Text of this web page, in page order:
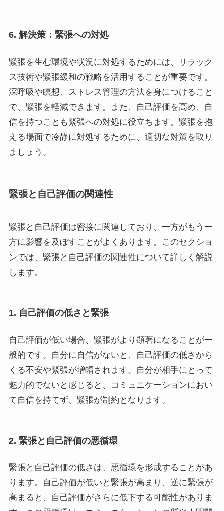
6. 解決策：緊張への対処
緊張を生む環境や状況に対処するためには、リラック
ス技術や緊張緩和の戦略を活用することが重要です。
深呼吸や瞑想、ストレス管理の方法を身につけること
で、緊張を軽減できます。また、自己評価を高め、自
信を持つことも緊張への対処に役立ちます。緊張を抱
える場面で冷静に対処するために、適切な対策を取り
ましょう。
緊張と自己評価の関連性
緊張と自己評価は密接に関連しており、一方がもう一
方に影響を及ぼすことがよくあります。このセクショ
ンでは、緊張と自己評価の関連性について詳しく解説
します。
1. 自己評価の低さと緊張
自己評価が低い場合、緊張がより顕著になることが一
般的です。自分に自信がないと、自己評価の低さから
くる不安や緊張が増幅されます。自分が相手にとって
魅力的でないと感じると、コミュニケーションにおい
て自信を持てず、緊張が制約となります。
2. 緊張と自己評価の悪循環
緊張と自己評価の低さは、悪循環を形成することがあ
ります。自己評価が低いと緊張が高まり、逆に緊張が
高まると、自己評価がさらに低下する可能性がありま